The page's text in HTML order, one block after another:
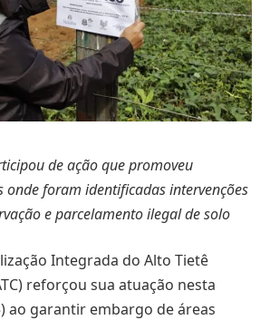
de ação que promoveu
onde foram identificadas intervenções
e parcelamento ilegal de solo
Integrada do Alto Tietê
reforçou sua atuação nesta
ao garantir embargo de áreas